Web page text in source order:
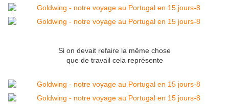
Si on devait refaire la même chose
que de travail cela représente